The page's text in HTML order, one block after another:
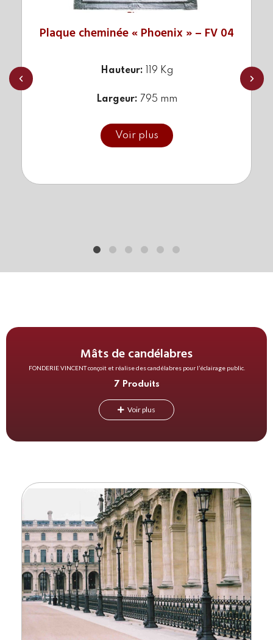
Plaque cheminée « Phoenix » – FV 04
Hauteur: 119 Kg
Largeur: 795 mm
Référence :FV 04
Voir plus
Mâts de candélabres
FONDERIE VINCENT conçoit et réalise des candélabres pour l’éclairage public.
7 Produits
Voir plus